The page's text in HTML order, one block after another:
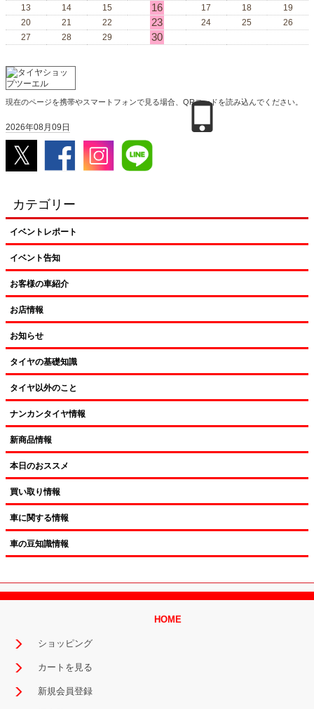
13
14 15 16 17 18
19
20
21 22 23 24 25
26
27
28 29 30
現在のページを携帯やスマートフォンで見る場合、QRコードを読み込んでください。
2026年08月09日
カテゴリー
イベントレポート
イベント告知
お客様の車紹介
お店情報
お知らせ
タイヤの基礎知識
タイヤ以外のこと
ナンカンタイヤ情報
新商品情報
本日のおススメ
買い取り情報
車に関する情報
車の豆知識情報
HOME
ショッピング
カートを見る
新規会員登録